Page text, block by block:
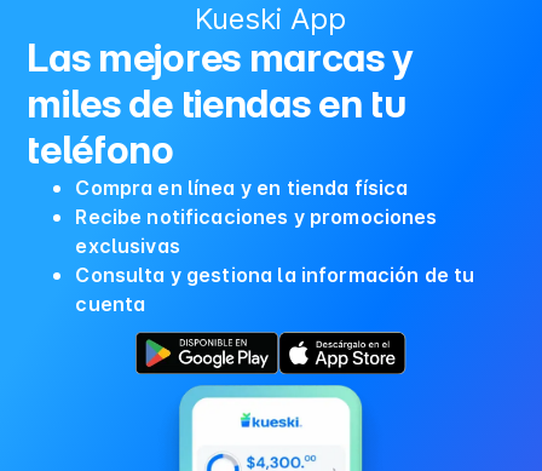
Kueski App
Las mejores marcas y
miles de tiendas en tu
teléfono
Compra en línea y en tienda física
Recibe notificaciones y promociones
exclusivas
Consulta y gestiona la información de tu
cuenta